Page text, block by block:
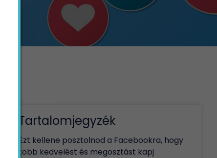
Tartalomjegyzék
Ezt kellene posztolnod a Facebookra, hogy
több kedvelést és megosztást kapj